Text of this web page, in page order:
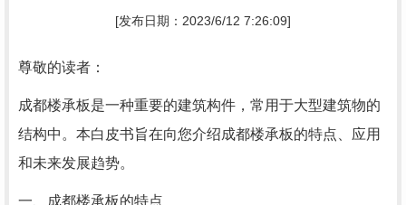
[发布日期：2023/6/12 7:26:09]
尊敬的读者：
成都楼承板是一种重要的建筑构件，常用于大型建筑物的
结构中。本白皮书旨在向您介绍成都楼承板的特点、应用
和未来发展趋势。
一、成都楼承板的特点